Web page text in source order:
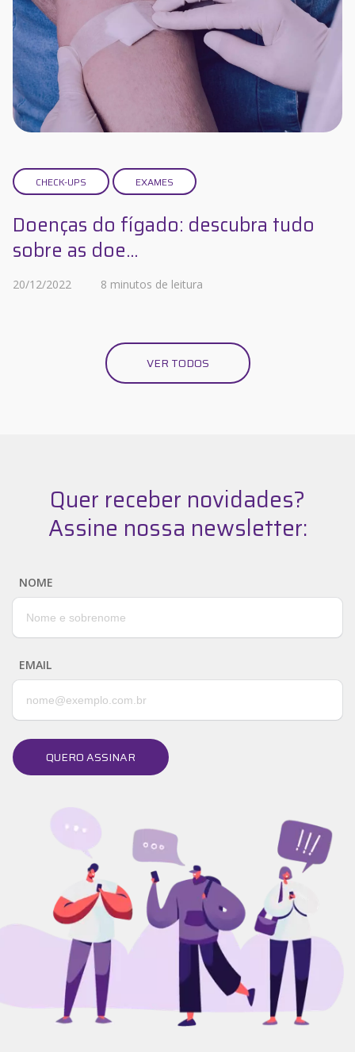
CHECK-UPS EXAMES
Doenças do fígado: descubra tudo
sobre as doe...
20/12/2022 8 minutos de leitura
VER TODOS
Quer receber novidades?
Assine nossa newsletter:
NOME
EMAIL
QUERO ASSINAR